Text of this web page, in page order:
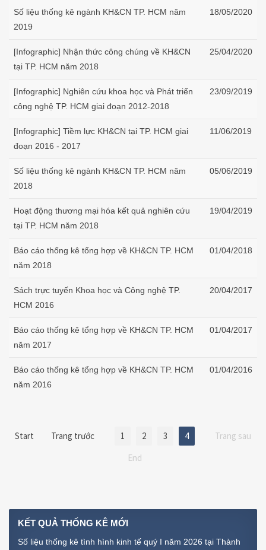
Số liệu thống kê ngành KH&CN TP. HCM năm
2019
18/05/2020
[Infographic] Nhận thức công chúng về KH&CN
tại TP. HCM năm 2018
25/04/2020
[Infographic] Nghiên cứu khoa học và Phát triển
công nghệ TP. HCM giai đoạn 2012-2018
23/09/2019
[Infographic] Tiềm lực KH&CN tại TP. HCM giai
đoạn 2016 - 2017
11/06/2019
Số liệu thống kê ngành KH&CN TP. HCM năm
2018
05/06/2019
Hoạt động thương mại hóa kết quả nghiên cứu
tại TP. HCM năm 2018
19/04/2019
Báo cáo thống kê tổng hợp về KH&CN TP. HCM
năm 2018
01/04/2018
Sách trực tuyến Khoa học và Công nghệ TP.
HCM 2016
20/04/2017
Báo cáo thống kê tổng hợp về KH&CN TP. HCM
năm 2017
01/04/2017
Báo cáo thống kê tổng hợp về KH&CN TP. HCM
năm 2016
01/04/2016
Start Trang trước 1 2 3 4
Trang sau
End
KẾT QUẢ THỐNG KÊ MỚI
Số liệu thống kê tình hình kinh tế quý I năm 2026 tại Thành